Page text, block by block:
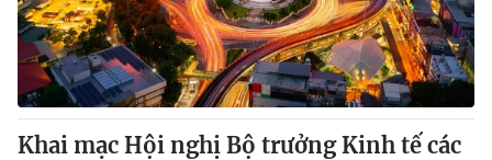
Tin tức
Thế giới đó đây
Câu chuyện quốc tế
Kinh tế
Tài chính
Thị trường
Dữ liệu và đời sống
Khai mạc Hội nghị Bộ trưởng Kinh tế các